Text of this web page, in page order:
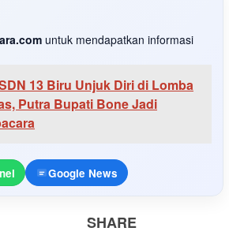
untuk mendapatkan informasi
13 Biru Unjuk Diri di Lomba
Putra Bupati Bone Jadi
Google News
SHARE